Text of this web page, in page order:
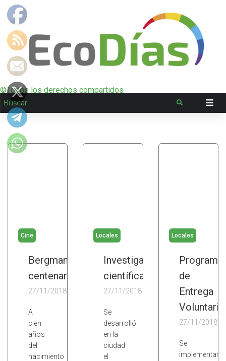
©Todos los derechos compartidos
Cine
Bergman
centenario
27/11/2018
A
cien
años
del
nacimiento
Locales
Investigaciones
científicas
27/11/2018
Se
desarrolló
en la
ciudad
el
Locales
Programa
de
Entrega
Voluntaria
27/11/2018
Se
implementará